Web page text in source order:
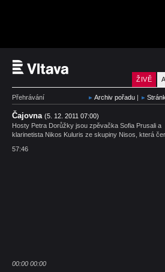
ŽIVĚ
Přehrávání Archiv pořadu |
Čajovna (5. 12. 2011 07:00)
Hosty Petra Dorůžky jsou zpěvačka Sofia Prusali a
klarinetista Nikos Kuluris ze skupiny Nisos, která
57:46
00:00 00:00